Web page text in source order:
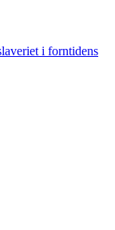
i forntidens